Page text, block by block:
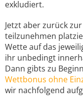
exkludiert.
Jetzt aber zurück
teilzunehmen
Wette auf das
ihr unbedingt
Dann gibts zu
Wettbonus ohne
wir nachfolgend